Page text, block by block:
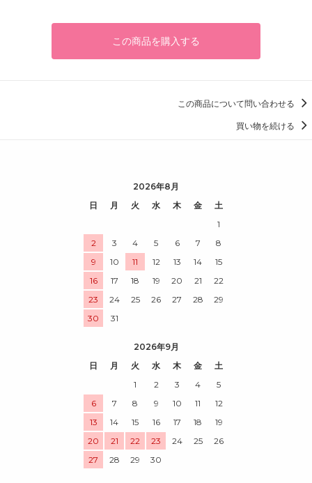
この商品を購入する
この商品について問い合わせる
買い物を続ける
2026年8月
日
月 火 水 木 金
土
1
2
3 4 5 6 7
8
9
10 11 12 13 14
15
16
17 18 19 20 21
22
23
24 25 26 27 28
29
30
31
2026年9月
日
月 火 水 木 金
土
1
2 3 4
5
6
7 8 9 10 11
12
13
14 15 16 17 18
19
20
21 22 23 24 25
26
27
28 29 30